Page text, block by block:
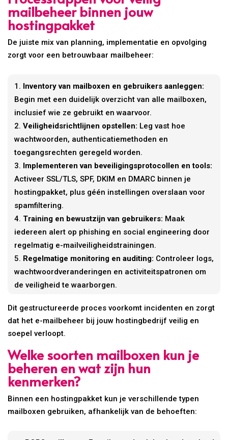
mailbeheer binnen jouw
hostingpakket
De juiste mix van planning, implementatie en opvolging
zorgt voor een betrouwbaar mailbeheer:
Inventory van mailboxen en gebruikers aanleggen:
Begin met een duidelijk overzicht van alle mailboxen,
inclusief wie ze gebruikt en waarvoor.
Veiligheidsrichtlijnen opstellen: Leg vast hoe
wachtwoorden, authenticatiemethoden en
toegangsrechten geregeld worden.
Implementeren van beveiligingsprotocollen en tools:
Activeer SSL/TLS, SPF, DKIM en DMARC binnen je
hostingpakket, plus géén instellingen overslaan voor
spamfiltering.
Training en bewustzijn van gebruikers: Maak
iedereen alert op phishing en social engineering door
regelmatig e-mailveiligheidstrainingen.
Regelmatige monitoring en auditing: Controleer logs,
wachtwoordveranderingen en activiteitspatronen om
de veiligheid te waarborgen.
Dit gestructureerde proces voorkomt incidenten en zorgt
dat het e-mailbeheer bij jouw hostingbedrijf veilig en
soepel verloopt.
Welke soorten mailboxen kun je
beheren en wat zijn hun
kenmerken?
Binnen een hostingpakket kun je verschillende typen
mailboxen gebruiken, afhankelijk van de behoeften: